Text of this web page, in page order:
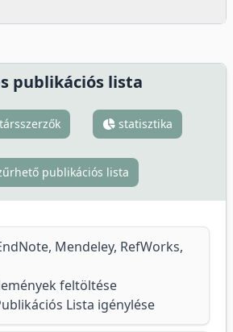
publikációs lista
statisztika
publikációs lista
Mendeley, RefWorks,
feltöltése
Lista igénylése